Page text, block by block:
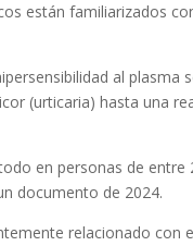
están familiarizados
al
(urticaria) hasta una
en personas de
documento de 2024.
relacionado con